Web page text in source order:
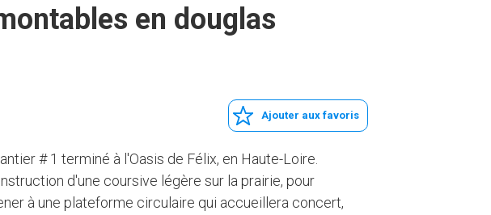
en douglas
Ajouter aux favoris
# 1 terminé à l'Oasis de Félix, en Haute-Loire.
d'une coursive légère sur la prairie, pour
à une plateforme circulaire qui accueillera concert,